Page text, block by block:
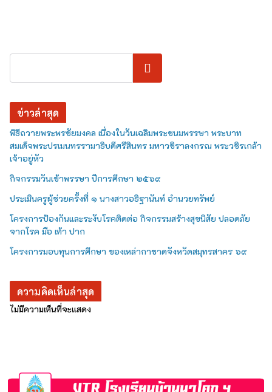
ค้นหา
ข่าวล่าสุด
พิธีถวายพระพรชัยมงคล เนื่องในวันเฉลิมพระชนมพรรษา พระบาท
สมเด็จพระปรเมนทรรามาธิบดีศรีสินทร มหาวชิราลงกรณ พระวชิรเกล้า
เจ้าอยู่หัว
กิจกรรมวันเข้าพรรษา ปีการศึกษา ๒๕๖๙
ประเมินครูผู้ช่วยครั้งที่ ๑ นางสาวอธิฐานันท์ อำนวยทรัพย์
โครงการป้องกันและระงับโรคติดต่อ กิจกรรมสร้างสุขนิสัย ปลอดภัย
จากโรค มือ เท้า ปาก
โครงการมอบทุนการศึกษา ของเหล่ากาชาดจังหวัดสมุทรสาคร ๖๙
ความคิดเห็นล่าสุด
ไม่มีความเห็นที่จะแสดง